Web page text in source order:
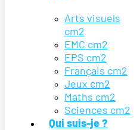
Arts visuels
cm2
EMC cm2
EPS cm2
Français cm2
Jeux cm2
Maths cm2
Sciences cm2
Qui suis-je ?